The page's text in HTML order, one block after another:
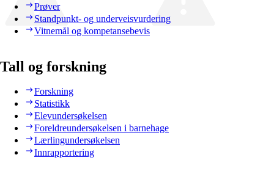
Prøver
Standpunkt- og underveisvurdering
Vitnemål og kompetansebevis
Tall og forskning
Forskning
Statistikk
Elevundersøkelsen
Foreldreundersøkelsen i barnehage
Lærlingundersøkelsen
Innrapportering